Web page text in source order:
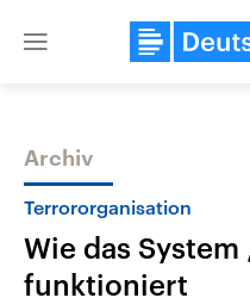
Close
Themen
Archiv
Terrororganisation
Wie das System
funktioniert